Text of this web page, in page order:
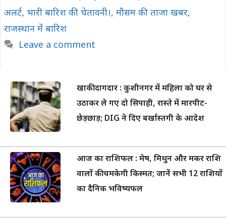
अलर्ट, भारी बारिश की चेतावनी।, मौसम की ताजा खबर,
राजस्थान में बारिश
Leave a comment
खाकी दागदार : कुशीनगर में महिला को घर से
उठाकर ले गए दो सिपाही, रास्ते में मारपीट-
छेड़छाड़; DIG ने दिए बर्खास्तगी के आदेश
आज का राशिफल : मेष, मिथुन और मकर राशि
वालों की चमकेगी किस्मत; जानें सभी 12 राशियों
का दैनिक भविष्यफल